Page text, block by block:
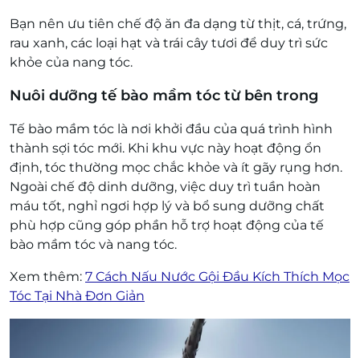
Bạn nên ưu tiên chế độ ăn đa dạng từ thịt, cá, trứng,
rau xanh, các loại hạt và trái cây tươi để duy trì sức
khỏe của nang tóc.
Nuôi dưỡng tế bào mầm tóc từ bên trong
Tế bào mầm tóc là nơi khởi đầu của quá trình hình
thành sợi tóc mới. Khi khu vực này hoạt động ổn
định, tóc thường mọc chắc khỏe và ít gãy rụng hơn.
Ngoài chế độ dinh dưỡng, việc duy trì tuần hoàn
máu tốt, nghỉ ngơi hợp lý và bổ sung dưỡng chất
phù hợp cũng góp phần hỗ trợ hoạt động của tế
bào mầm tóc và nang tóc.
Xem thêm: 7 Cách Nấu Nước Gội Đầu Kích Thích Mọc
Tóc Tại Nhà Đơn Giản